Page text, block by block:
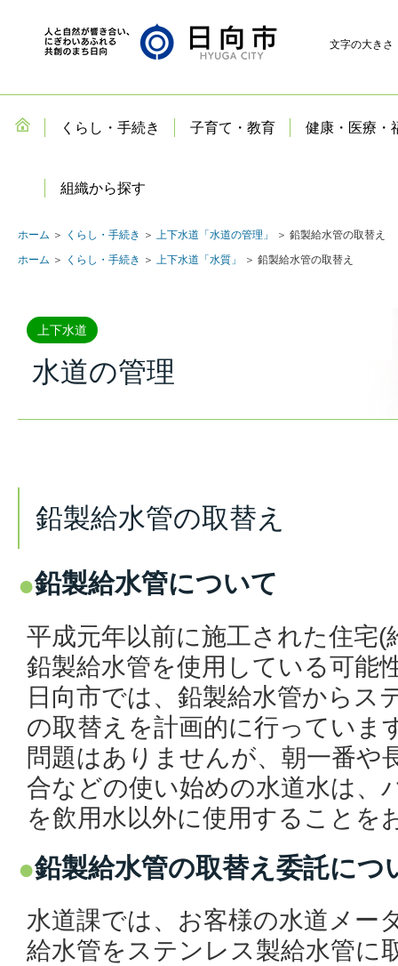
文字の大きさ
くらし・手続き 子育て・教育 健康・医療・
組織から探す
ホーム ＞ くらし・手続き ＞ 上下水道「水道の管理」
＞ 鉛製給水管の取替え
ホーム ＞ くらし・手続き ＞ 上下水道「水質」 ＞ 鉛製給水管の取替え
上下水道
水道の管理
鉛製給水管の取替え
鉛製給水管について
平成元年以前に施工された住宅
鉛製給水管を使用している可能
日向市では、鉛製給水管からス
の取替えを計画的に行っていま
問題はありませんが、朝一番や
合などの使い始めの水道水は、
を飲用水以外に使用することを
鉛製給水管の取替え委託につ
水道課では、お客様の水道メー
給水管をステンレス製給水管に